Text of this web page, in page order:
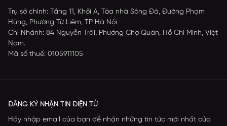
Trụ sở chính: Tầng 11, Khối A, Tòa nhà Sông Đà, Đường Phạm
Hùng, Phường Từ Liêm, TP Hà Nội
Chi Nhánh: 84 Nguyễn Trãi, Phường Chợ Quán, Hồ Chí Minh, Việt
Nam.
Mã số thuế: 0105911105
ĐĂNG KÝ NHẬN TIN ĐIỆN TỬ
Hãy nhập email của bạn để nhận những tin tức mới nhất của